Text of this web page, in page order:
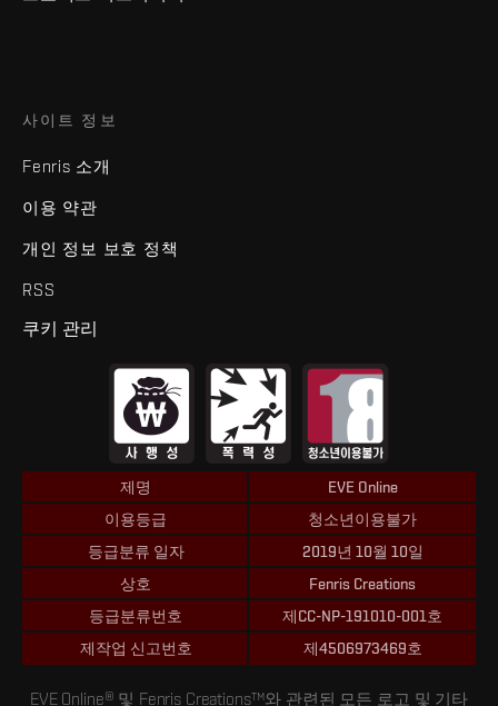
사이트 정보
Fenris 소개
이용 약관
개인 정보 보호 정책
RSS
쿠키 관리
제명
EVE Online
이용등급
청소년이용불가
등급분류 일자
2019년 10월 10일
상호
Fenris Creations
등급분류번호
제CC-NP-191010-001호
제작업 신고번호
제4506973469호
EVE Online® 및 Fenris Creations™와 관련된 모든 로고 및 기타